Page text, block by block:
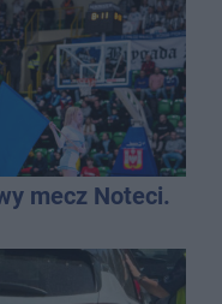
mecz Noteci.